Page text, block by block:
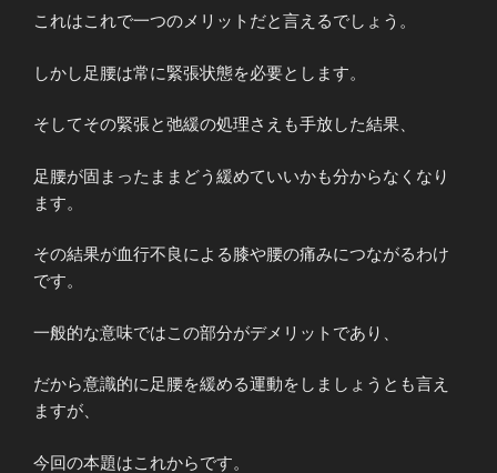
これはこれで一つのメリットだと言えるでしょう。
しかし足腰は常に緊張状態を必要とします。
そしてその緊張と弛緩の処理さえも手放した結果、
足腰が固まったままどう緩めていいかも分からなくなり
ます。
その結果が血行不良による膝や腰の痛みにつながるわけ
です。
一般的な意味ではこの部分がデメリットであり、
だから意識的に足腰を緩める運動をしましょうとも言え
ますが、
今回の本題はこれからです。